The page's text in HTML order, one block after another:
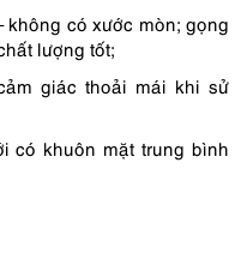
không có xước mòn; gọng
lượng tốt;
giác thoải mái khi sử
có khuôn mặt trung bình